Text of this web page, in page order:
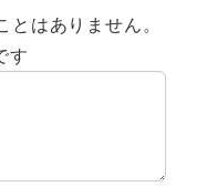
はありません。
す